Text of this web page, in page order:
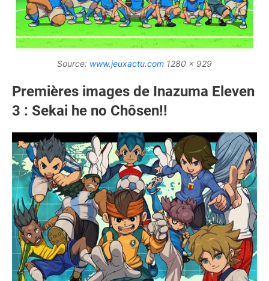
Source: www.jeuxactu.com 1280 x 929
Premières images de Inazuma Eleven
3 : Sekai he no Chôsen!!